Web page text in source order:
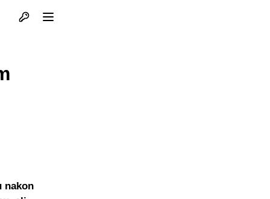
Otvori profil
nakon